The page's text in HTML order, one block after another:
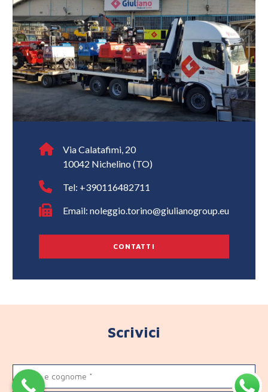
Via Calatafimi, 20
10042 Nichelino (TO)
Tel: +390116482711
Email: noleggio.torino@giulianogroup.eu
CONTATTI
Scrivici